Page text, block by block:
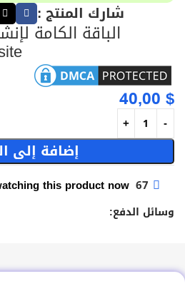
شارك المنتج :
الباقة الكامة
40,00$
إضافة إلى
67
this product now!
وسائل الدفع: